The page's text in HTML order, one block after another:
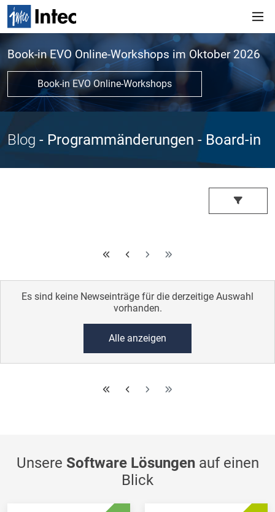
Book-in EVO Online-Workshops im Oktober 2026
Book-in EVO Online-Workshops
Blog - Programmänderungen - Board-in
Es sind keine Newseinträge für die derzeitige Auswahl
vorhanden.
Alle anzeigen
Unsere Software Lösungenauf einen
Blick